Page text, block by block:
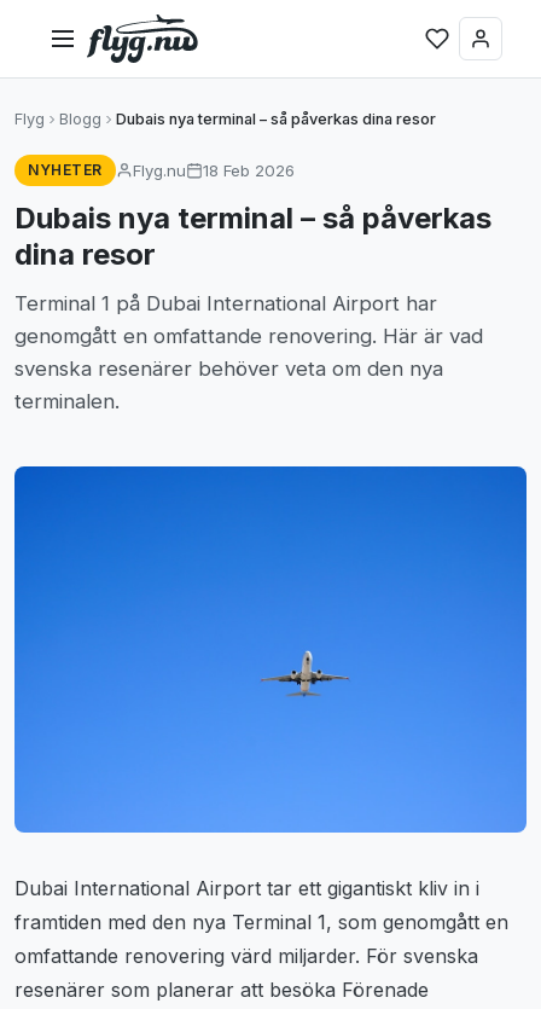
Flyg Blogg Dubais nya terminal – så påverkas dina resor
NYHETER Flyg.nu 18 Feb 2026
Dubais nya terminal – så påverkas
dina resor
Terminal 1 på Dubai International Airport har
genomgått en omfattande renovering. Här är vad
svenska resenärer behöver veta om den nya
terminalen.
Dubai International Airport tar ett gigantiskt kliv in i
framtiden med den nya Terminal 1, som genomgått en
omfattande renovering värd miljarder. För svenska
resenärer som planerar att besöka Förenade